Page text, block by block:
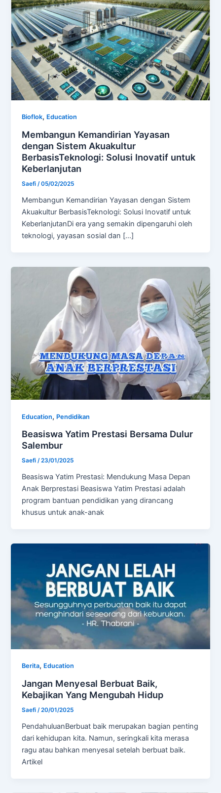
Bioflok, Education
Membangun Kemandirian Yayasan
dengan Sistem Akuakultur
BerbasisTeknologi: Solusi Inovatif untuk
Keberlanjutan
Saefi/05/02/2025
Membangun Kemandirian Yayasan dengan Sistem
Akuakultur BerbasisTeknologi: Solusi Inovatif untuk
KeberlanjutanDi era yang semakin dipengaruhi oleh
teknologi, yayasan sosial dan […]
Education, Pendidikan
Beasiswa Yatim Prestasi Bersama Dulur
Salembur
Saefi/23/01/2025
Beasiswa Yatim Prestasi: Mendukung Masa Depan
Anak Berprestasi Beasiswa Yatim Prestasi adalah
program bantuan pendidikan yang dirancang
khusus untuk anak-anak
Berita, Education
Jangan Menyesal Berbuat Baik,
Kebajikan Yang Mengubah Hidup
Saefi/20/01/2025
PendahuluanBerbuat baik merupakan bagian penting
dari kehidupan kita. Namun, seringkali kita merasa
ragu atau bahkan menyesal setelah berbuat baik.
Artikel